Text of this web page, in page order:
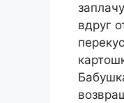
вдруг